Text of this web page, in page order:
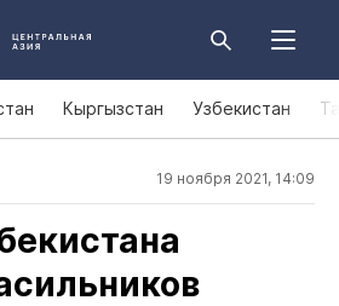
Кыргызстан Узбекистан
19 ноября 2021, 14:09